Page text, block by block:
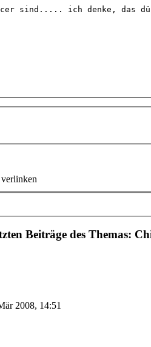
Beiträge des Themas:
2008, 14:51